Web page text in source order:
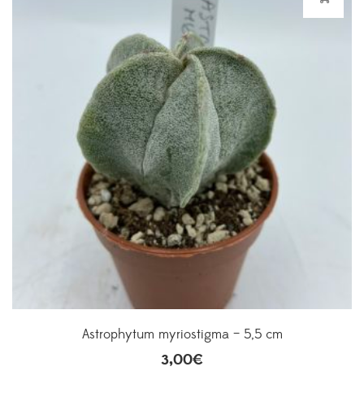
Astrophytum myriostigma – 5,5 cm
3,00€